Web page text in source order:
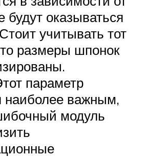
будут оказываться
учитывать тот
размеры шпонок
параметр
наиболее важным,
модуль